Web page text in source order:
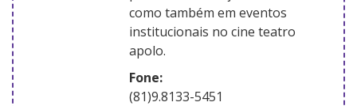
como também em eventos
institucionais no cine teatro
apolo.
Fone:
(81)9.8133-5451